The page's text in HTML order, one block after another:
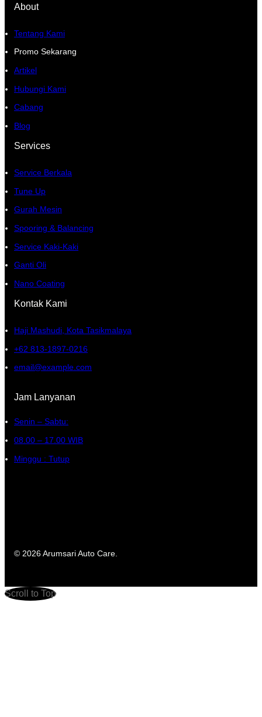
About
Tentang Kami
Promo Sekarang
Artikel
Hubungi Kami
Cabang
Blog
Services
Service Berkala
Tune Up
Gurah Mesin
Spooring & Balancing
Service Kaki-Kaki
Ganti Oli
Nano Coating
Kontak Kami
Haji Mashudi, Kota Tasikmalaya
+62 813-1897-0216
email@example.com
Jam Lanyanan
Senin – Sabtu:
08.00 – 17.00 WIB
Minggu : Tutup
© 2026 Arumsari Auto Care.
Scroll to Top